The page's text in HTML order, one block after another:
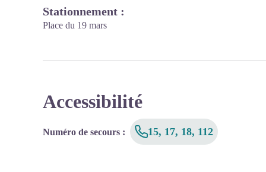
Stationnement :
Place du 19 mars
Accessibilité
Numéro de secours : 15, 17, 18, 112